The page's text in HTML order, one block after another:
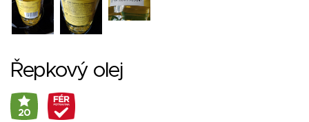
Řepkový olej
20